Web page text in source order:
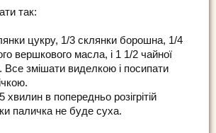
так:
цукру, 1/3 склянки борошна, 1/4
вершкового масла, і 1 1/2 чайної
змішати виделкою і посипати
хвилин в попередньо розігрітій
паличка не буде суха.